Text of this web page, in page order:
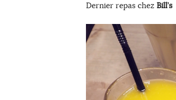
Dernier repas chez Bill’s